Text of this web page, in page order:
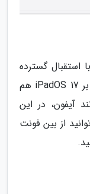
شخصی سازی لاک اسکرین در iOS 16 با استقبال گسترده
کاربران روبرو شد و حالا آیپدهای مبتنی بر iPadOS 17 هم
آیفون، در این
از بین فونت